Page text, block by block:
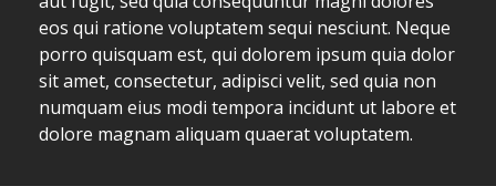
eos qui ratione voluptatem sequi nesciunt. Neque
porro quisquam est, qui dolorem ipsum quia dolor
sit amet, consectetur, adipisci velit, sed quia non
numquam eius modi tempora incidunt ut labore et
dolore magnam aliquam quaerat voluptatem.